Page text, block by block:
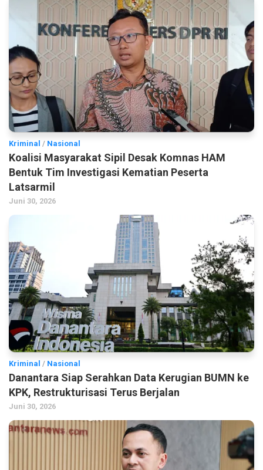
Kriminal / Nasional
Koalisi Masyarakat Sipil Desak Komnas HAM
Bentuk Tim Investigasi Kematian Peserta
Latsarmil
Juni 30, 2026
Kriminal / Nasional
Danantara Siap Serahkan Data Kerugian BUMN ke
KPK, Restrukturisasi Terus Berjalan
Juni 30, 2026